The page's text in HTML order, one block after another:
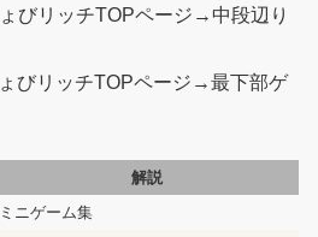
びリッチTOPページ→中段辺り
びリッチTOPページ→最下部ゲ
解説
ミニゲーム集